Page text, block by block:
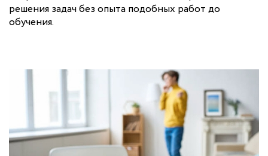
решения задач без опыта подобных работ до
обучения.